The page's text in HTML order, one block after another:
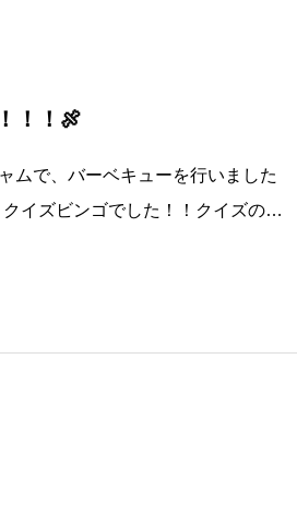
！！🍖
ムで、バーベキューを行いました
イズビンゴでした！！クイズの中